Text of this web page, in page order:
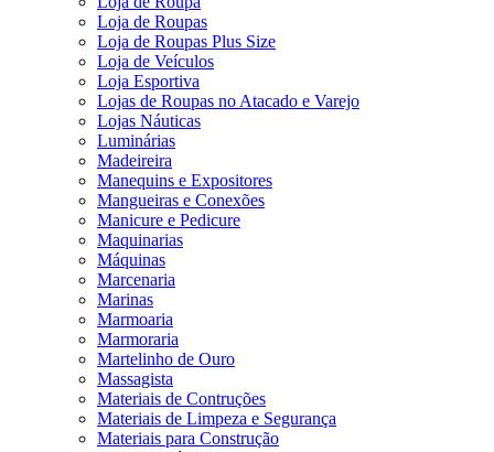
Loja de Roupas
Loja de Roupas Plus Size
Loja de Veículos
Loja Esportiva
Lojas de Roupas no Atacado e Varejo
Lojas Náuticas
Luminárias
Madeireira
Manequins e Expositores
Mangueiras e Conexões
Manicure e Pedicure
Maquinarias
Máquinas
Marcenaria
Marinas
Marmoaria
Marmoraria
Martelinho de Ouro
Massagista
Materiais de Contruções
Materiais de Limpeza e Segurança
Materiais para Construção